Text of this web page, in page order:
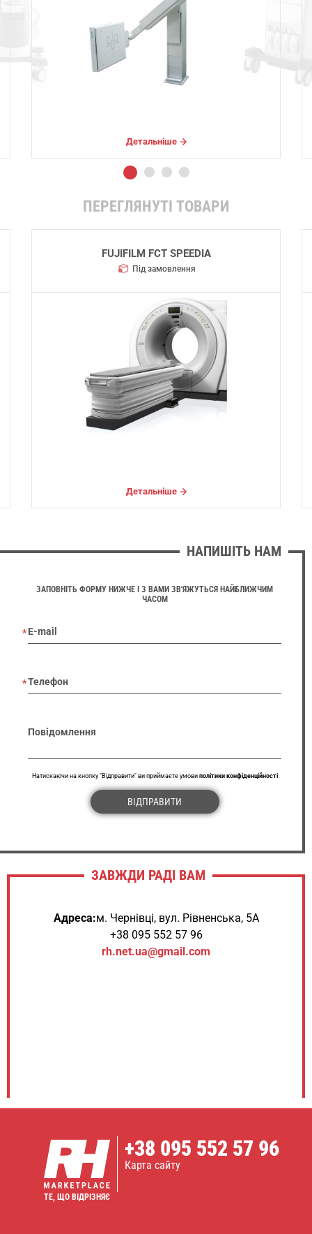
Детальніше
ПЕРЕГЛЯНУТІ ТОВАРИ
FUJIFILM FCT SPEEDIA
Під замовлення
Детальніше
НАПИШІТЬ НАМ
ЗАПОВНІТЬ ФОРМУ НИЖЧЕ І З ВАМИ ЗВ'ЯЖУТЬСЯ НАЙБЛИЖЧИМ
ЧАСОМ
E-mail
Телефон
Повідомлення
Натискаючи на кнопку "Відправити" ви приймаєте умови політики конфіденційності
ВІДПРАВИТИ
ЗАВЖДИ РАДІ ВАМ
Адреса:м. Чернівці, вул. Рівненська, 5А
+38 095 552 57 96
rh.net.ua@gmail.com
ТЕ, ЩО ВІДРІЗНЯЄ
+38 095 552 57 96
Карта сайту